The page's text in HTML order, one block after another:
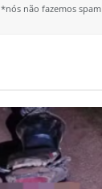
*nós não fazemos spam